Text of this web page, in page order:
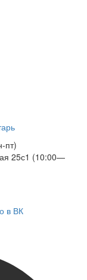
пт)
25с1 (10:00—
в ВК